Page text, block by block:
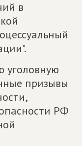
в
уголовную
призывы
РФ